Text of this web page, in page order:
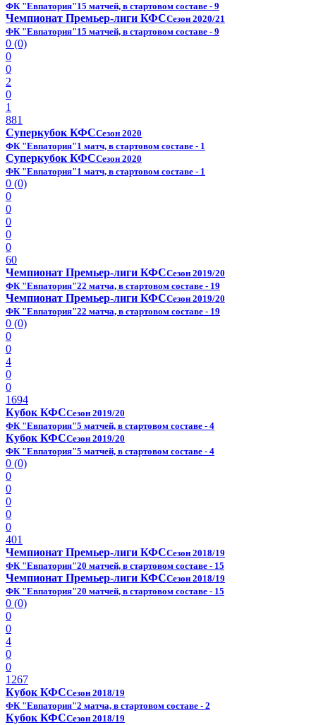
ФК "Евпатория"15 матчей, в стартовом составе - 9
Чемпионат Премьер-лиги КФССезон 2020/21
ФК "Евпатория"15 матчей, в стартовом составе - 9
0 (0)
0
0
2
0
1
881
Суперкубок КФССезон 2020
ФК "Евпатория"1 матч, в стартовом составе - 1
Суперкубок КФССезон 2020
ФК "Евпатория"1 матч, в стартовом составе - 1
0 (0)
0
0
0
0
0
60
Чемпионат Премьер-лиги КФССезон 2019/20
ФК "Евпатория"22 матча, в стартовом составе - 19
Чемпионат Премьер-лиги КФССезон 2019/20
ФК "Евпатория"22 матча, в стартовом составе - 19
0 (0)
0
0
4
0
0
1694
Кубок КФССезон 2019/20
ФК "Евпатория"5 матчей, в стартовом составе - 4
Кубок КФССезон 2019/20
ФК "Евпатория"5 матчей, в стартовом составе - 4
0 (0)
0
0
0
0
0
401
Чемпионат Премьер-лиги КФССезон 2018/19
ФК "Евпатория"20 матчей, в стартовом составе - 15
Чемпионат Премьер-лиги КФССезон 2018/19
ФК "Евпатория"20 матчей, в стартовом составе - 15
0 (0)
0
0
4
0
0
1267
Кубок КФССезон 2018/19
ФК "Евпатория"2 матча, в стартовом составе - 2
Кубок КФССезон 2018/19